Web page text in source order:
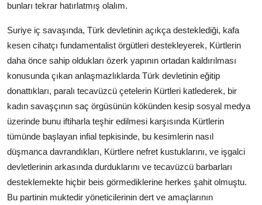
bunları tekrar hatırlatmış olalım.
Suriye iç savaşında, Türk devletinin açıkça desteklediği, kafa
kesen cihatçı fundamentalist örgütleri destekleyerek, Kürtlerin
daha önce sahip oldukları özerk yapının ortadan kaldırılması
konusunda çıkan anlaşmazlıklarda Türk devletinin eğitip
donattıkları, paralı tecavüzcü çetelerin Kürtleri katlederek, bir
kadın savaşçının saç örgüsünün kökünden kesip sosyal medya
üzerinde bunu iftiharla teşhir edilmesi karşısında Kürtlerin
tümünde başlayan infial tepkisinde, bu kesimlerin nasıl
düşmanca davrandıkları, Kürtlere nefret kustuklarını, ve işgalci
devletlerinin arkasında durduklarını ve tecavüzcü barbarları
desteklemekte hiçbir beis görmediklerine herkes şahit olmuştu.
Bu partinin muktedir yöneticilerinin dert ve amaçlarının